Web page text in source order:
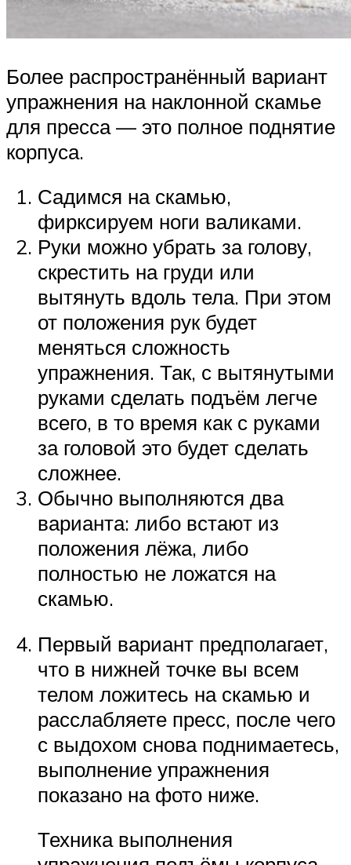
Более распространённый вариант
упражнения на наклонной скамье
для пресса — это полное поднятие
корпуса.
Садимся на скамью,
фирксируем ноги валиками.
Руки можно убрать за голову,
скрестить на груди или
вытянуть вдоль тела. При этом
от положения рук будет
меняться сложность
упражнения. Так, с вытянутыми
руками сделать подъём легче
всего, в то время как с руками
за головой это будет сделать
сложнее.
Обычно выполняются два
варианта: либо встают из
положения лёжа, либо
полностью не ложатся на
скамью.
Первый вариант предполагает,
что в нижней точке вы всем
телом ложитесь на скамью и
расслабляете пресс, после чего
с выдохом снова поднимаетесь,
выполнение упражнения
показано на фото ниже.
Техника выполнения